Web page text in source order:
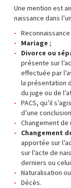
Une mention est
naissance dans
Mariage ;
Divorce ou
présente sur
effectuée par
la présentation
du juge ou de
PACS, qu’il
d’une
Changement
Changement
apportée sur
sur l’acte de
derniers ou
Naturalisation ou
Décès.